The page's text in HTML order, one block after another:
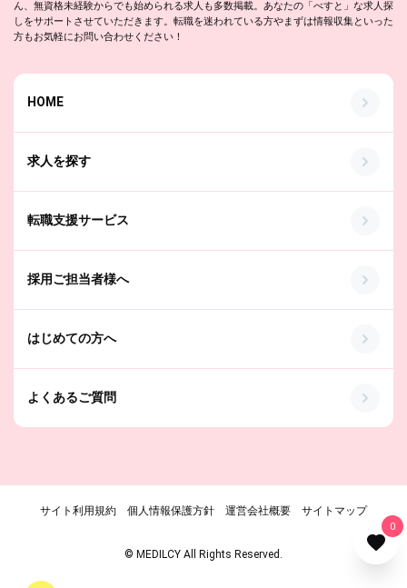
ん、無資格未経験からでも始められる求人も多数掲載。あなたの「べすと」な求人探
しをサポートさせていただきます。転職を迷われている方やまずは情報収集といった
方もお気軽にお問い合わせください！
HOME
求人を探す
転職支援サービス
採用ご担当者様へ
はじめての方へ
よくあるご質問
サイト利用規約 個人情報保護方針 運営会社概要 サイトマップ
© MEDILCY All Rights Reserved.
0